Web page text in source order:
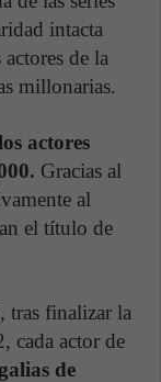
intacta
de la
millonarias.
actores
Gracias al
al
el título de
tras finalizar la
cada actor de
de